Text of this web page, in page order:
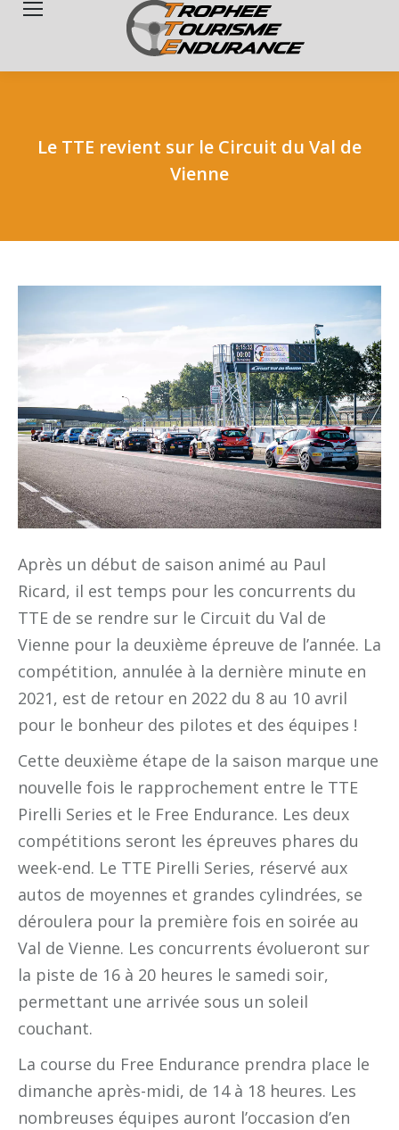
Le TTE revient sur le Circuit du Val de
Vienne
Après un début de saison animé au Paul
Ricard, il est temps pour les concurrents du
TTE de se rendre sur le Circuit du Val de
Vienne pour la deuxième épreuve de l’année. La
compétition, annulée à la dernière minute en
2021, est de retour en 2022 du 8 au 10 avril
pour le bonheur des pilotes et des équipes !
Cette deuxième étape de la saison marque une
nouvelle fois le rapprochement entre le TTE
Pirelli Series et le Free Endurance. Les deux
compétitions seront les épreuves phares du
week-end. Le TTE Pirelli Series, réservé aux
autos de moyennes et grandes cylindrées, se
déroulera pour la première fois en soirée au
Val de Vienne. Les concurrents évolueront sur
la piste de 16 à 20 heures le samedi soir,
permettant une arrivée sous un soleil
couchant.
La course du Free Endurance prendra place le
dimanche après-midi, de 14 à 18 heures. Les
nombreuses équipes auront l’occasion d’en